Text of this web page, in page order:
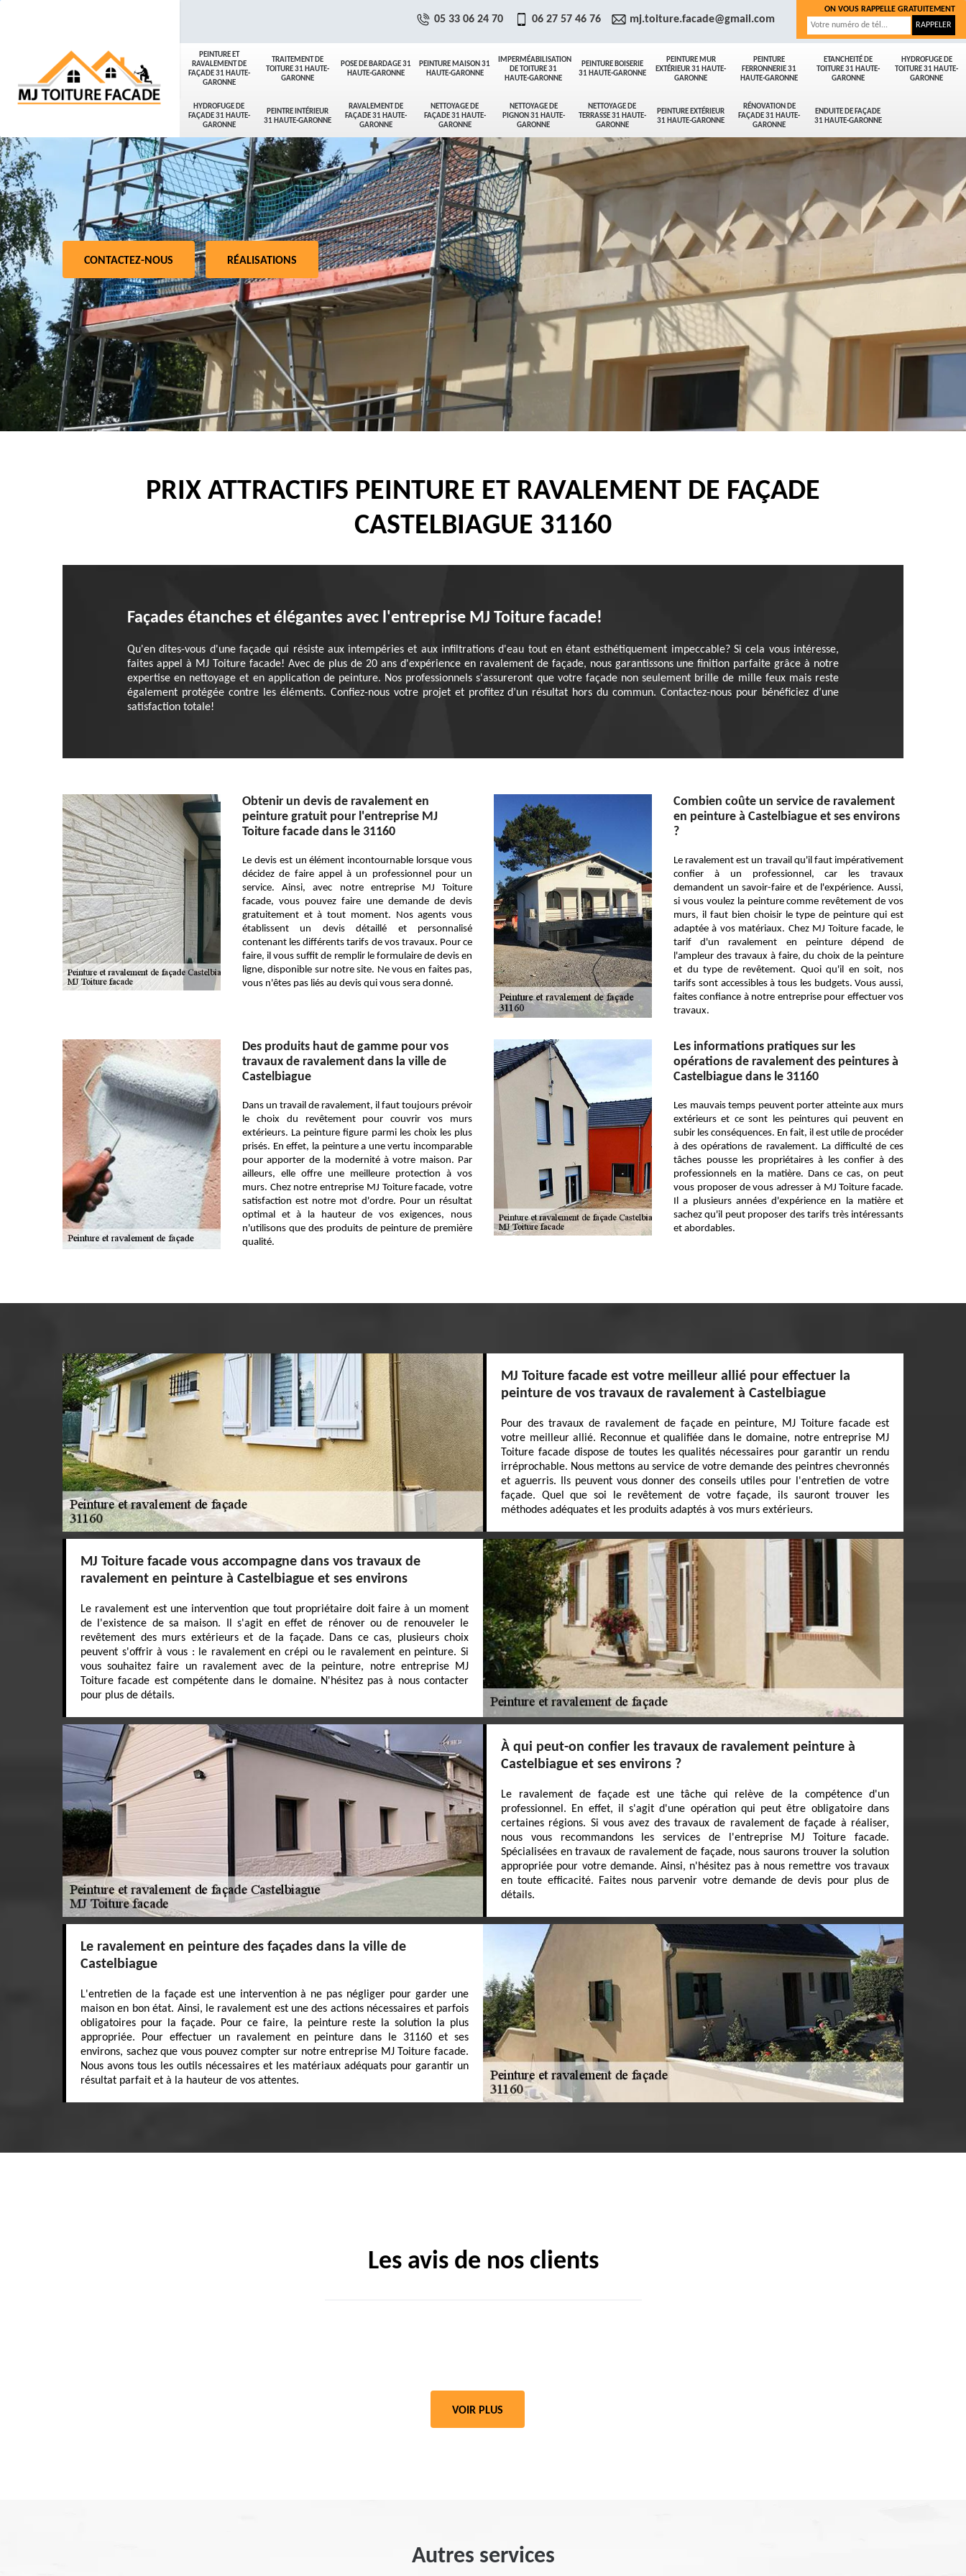
PEINTURE ET
RAVALEMENT DE
FAÇADE 31 HAUTE-
GARONNE
TRAITEMENT DE
TOITURE 31 HAUTE-
GARONNE
POSE DE BARDAGE 31
HAUTE-GARONNE
PEINTURE MAISON 31
HAUTE-GARONNE
IMPERMÉABILISATION
DE TOITURE 31
HAUTE-GARONNE
PEINTURE BOISERIE
31 HAUTE-GARONNE
PEINTURE MUR
EXTÉRIEUR 31 HAUTE-
GARONNE
PEINTURE
FERRONNERIE 31
HAUTE-GARONNE
ETANCHEITÉ DE
TOITURE 31 HAUTE-
GARONNE
HYDROFUGE DE
TOITURE 31 HAUTE-
GARONNE
HYDROFUGE DE
FAÇADE 31 HAUTE-
GARONNE
PEINTRE INTÉRIEUR
31 HAUTE-GARONNE
RAVALEMENT DE
FAÇADE 31 HAUTE-
GARONNE
NETTOYAGE DE
FAÇADE 31 HAUTE-
GARONNE
NETTOYAGE DE
PIGNON 31 HAUTE-
GARONNE
NETTOYAGE DE
TERRASSE 31 HAUTE-
GARONNE
PEINTURE EXTÉRIEUR
31 HAUTE-GARONNE
RÉNOVATION DE
FAÇADE 31 HAUTE-
GARONNE
ENDUITE DE FAÇADE
31 HAUTE-GARONNE
05 33 06 24 70 06 27 57 46 76 mj.toiture.facade@gmail.com
ON VOUS RAPPELLE GRATUITEMENT
CONTACTEZ-NOUS RÉALISATIONS
PRIX ATTRACTIFS PEINTURE ET RAVALEMENT DE FAÇADE
CASTELBIAGUE 31160
Façades étanches et élégantes avec l'entreprise MJ Toiture facade!
Qu'en dites-vous d'une façade qui résiste aux intempéries et aux infiltrations d'eau tout en étant esthétiquement impeccable? Si cela vous intéresse,
faites appel à MJ Toiture facade! Avec de plus de 20 ans d'expérience en ravalement de façade, nous garantissons une finition parfaite grâce à notre
expertise en nettoyage et en application de peinture. Nos professionnels s'assureront que votre façade non seulement brille de mille feux mais reste
également protégée contre les éléments. Confiez-nous votre projet et profitez d’un résultat hors du commun. Contactez-nous pour bénéficiez d’une
satisfaction totale!
Obtenir un devis de ravalement en
peinture gratuit pour l'entreprise MJ
Toiture facade dans le 31160
Le devis est un élément incontournable lorsque vous
décidez de faire appel à un professionnel pour un
service. Ainsi, avec notre entreprise MJ Toiture
facade, vous pouvez faire une demande de devis
gratuitement et à tout moment. Nos agents vous
établissent un devis détaillé et personnalisé
contenant les différents tarifs de vos travaux. Pour ce
faire, il vous suffit de remplir le formulaire de devis en
ligne, disponible sur notre site. Ne vous en faites pas,
vous n'êtes pas liés au devis qui vous sera donné.
Combien coûte un service de ravalement
en peinture à Castelbiague et ses environs
?
Le ravalement est un travail qu'il faut impérativement
confier à un professionnel, car les travaux
demandent un savoir-faire et de l'expérience. Aussi,
si vous voulez la peinture comme revêtement de vos
murs, il faut bien choisir le type de peinture qui est
adaptée à vos matériaux. Chez MJ Toiture facade, le
tarif d'un ravalement en peinture dépend de
l'ampleur des travaux à faire, du choix de la peinture
et du type de revêtement. Quoi qu'il en soit, nos
tarifs sont accessibles à tous les budgets. Vous aussi,
faites confiance à notre entreprise pour effectuer vos
travaux.
Des produits haut de gamme pour vos
travaux de ravalement dans la ville de
Castelbiague
Dans un travail de ravalement, il faut toujours prévoir
le choix du revêtement pour couvrir vos murs
extérieurs. La peinture figure parmi les choix les plus
prisés. En effet, la peinture a une vertu incomparable
pour apporter de la modernité à votre maison. Par
ailleurs, elle offre une meilleure protection à vos
murs. Chez notre entreprise MJ Toiture facade, votre
satisfaction est notre mot d'ordre. Pour un résultat
optimal et à la hauteur de vos exigences, nous
n'utilisons que des produits de peinture de première
qualité.
Les informations pratiques sur les
opérations de ravalement des peintures à
Castelbiague dans le 31160
Les mauvais temps peuvent porter atteinte aux murs
extérieurs et ce sont les peintures qui peuvent en
subir les conséquences. En fait, il est utile de procéder
à des opérations de ravalement. La difficulté de ces
tâches pousse les propriétaires à les confier à des
professionnels en la matière. Dans ce cas, on peut
vous proposer de vous adresser à MJ Toiture facade.
Il a plusieurs années d'expérience en la matière et
sachez qu'il peut proposer des tarifs très intéressants
et abordables.
MJ Toiture facade est votre meilleur allié pour effectuer la
peinture de vos travaux de ravalement à Castelbiague
Pour des travaux de ravalement de façade en peinture, MJ Toiture facade est
votre meilleur allié. Reconnue et qualifiée dans le domaine, notre entreprise MJ
Toiture facade dispose de toutes les qualités nécessaires pour garantir un rendu
irréprochable. Nous mettons au service de votre demande des peintres chevronnés
et aguerris. Ils peuvent vous donner des conseils utiles pour l'entretien de votre
façade. Quel que soi le revêtement de votre façade, ils sauront trouver les
méthodes adéquates et les produits adaptés à vos murs extérieurs.
MJ Toiture facade vous accompagne dans vos travaux de
ravalement en peinture à Castelbiague et ses environs
Le ravalement est une intervention que tout propriétaire doit faire à un moment
de l'existence de sa maison. Il s'agit en effet de rénover ou de renouveler le
revêtement des murs extérieurs et de la façade. Dans ce cas, plusieurs choix
peuvent s'offrir à vous : le ravalement en crépi ou le ravalement en peinture. Si
vous souhaitez faire un ravalement avec de la peinture, notre entreprise MJ
Toiture facade est compétente dans le domaine. N'hésitez pas à nous contacter
pour plus de détails.
À qui peut-on confier les travaux de ravalement peinture à
Castelbiague et ses environs ?
Le ravalement de façade est une tâche qui relève de la compétence d'un
professionnel. En effet, il s'agit d'une opération qui peut être obligatoire dans
certaines régions. Si vous avez des travaux de ravalement de façade à réaliser,
nous vous recommandons les services de l'entreprise MJ Toiture facade.
Spécialisées en travaux de ravalement de façade, nous saurons trouver la solution
appropriée pour votre demande. Ainsi, n'hésitez pas à nous remettre vos travaux
en toute efficacité. Faites nous parvenir votre demande de devis pour plus de
détails.
Le ravalement en peinture des façades dans la ville de
Castelbiague
L'entretien de la façade est une intervention à ne pas négliger pour garder une
maison en bon état. Ainsi, le ravalement est une des actions nécessaires et parfois
obligatoires pour la façade. Pour ce faire, la peinture reste la solution la plus
appropriée. Pour effectuer un ravalement en peinture dans le 31160 et ses
environs, sachez que vous pouvez compter sur notre entreprise MJ Toiture facade.
Nous avons tous les outils nécessaires et les matériaux adéquats pour garantir un
résultat parfait et à la hauteur de vos attentes.
Les avis de nos clients
VOIR PLUS
Autres services